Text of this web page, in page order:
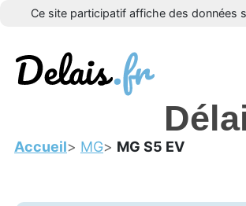
Ce site participatif affiche des données
Accueil MG MG S5 EV